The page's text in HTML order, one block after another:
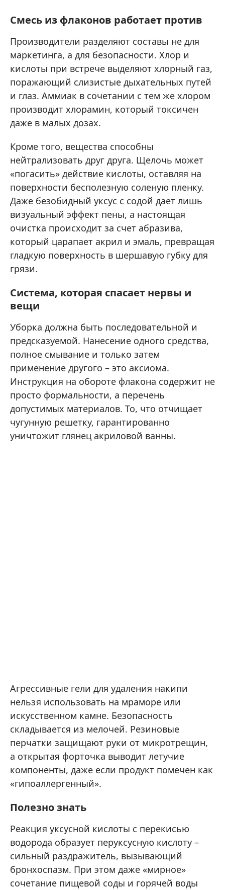
Смесь из флаконов работает против
Производители разделяют составы не для
маркетинга, а для безопасности. Хлор и
кислоты при встрече выделяют хлорный газ,
поражающий слизистые дыхательных путей
и глаз. Аммиак в сочетании с тем же хлором
производит хлорамин, который токсичен
даже в малых дозах.
Кроме того, вещества способны
нейтрализовать друг друга. Щелочь может
«погасить» действие кислоты, оставляя на
поверхности бесполезную соленую пленку.
Даже безобидный уксус с содой дает лишь
визуальный эффект пены, а настоящая
очистка происходит за счет абразива,
который царапает акрил и эмаль, превращая
гладкую поверхность в шершавую губку для
грязи.
Система, которая спасает нервы и
вещи
Уборка должна быть последовательной и
предсказуемой. Нанесение одного средства,
полное смывание и только затем
применение другого – это аксиома.
Инструкция на обороте флакона содержит не
просто формальности, а перечень
допустимых материалов. То, что отчищает
чугунную решетку, гарантированно
уничтожит глянец акриловой ванны.
Агрессивные гели для удаления накипи
нельзя использовать на мраморе или
искусственном камне. Безопасность
складывается из мелочей. Резиновые
перчатки защищают руки от микротрещин,
а открытая форточка выводит летучие
компоненты, даже если продукт помечен как
«гипоаллергенный».
Полезно знать
Реакция уксусной кислоты с перекисью
водорода образует перуксусную кислоту –
сильный раздражитель, вызывающий
бронхоспазм. При этом даже «мирное»
сочетание пищевой соды и горячей воды